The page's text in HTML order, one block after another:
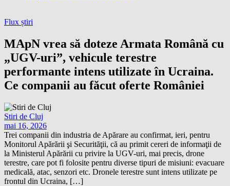
Flux știri
MApN vrea să doteze Armata Română cu
„UGV-uri”, vehicule terestre
performante intens utilizate în Ucraina.
Ce companii au făcut oferte României
Stiri de Cluj
mai 16, 2026
Trei companii din industria de Apărare au confirmat, ieri, pentru
Monitorul Apărării şi Securităţii, că au primit cereri de informaţii de
la Ministerul Apărării cu privire la UGV-uri, mai precis, drone
terestre, care pot fi folosite pentru diverse tipuri de misiuni: evacuare
medicală, atac, senzori etc. Dronele terestre sunt intens utilizate pe
frontul din Ucraina, […]